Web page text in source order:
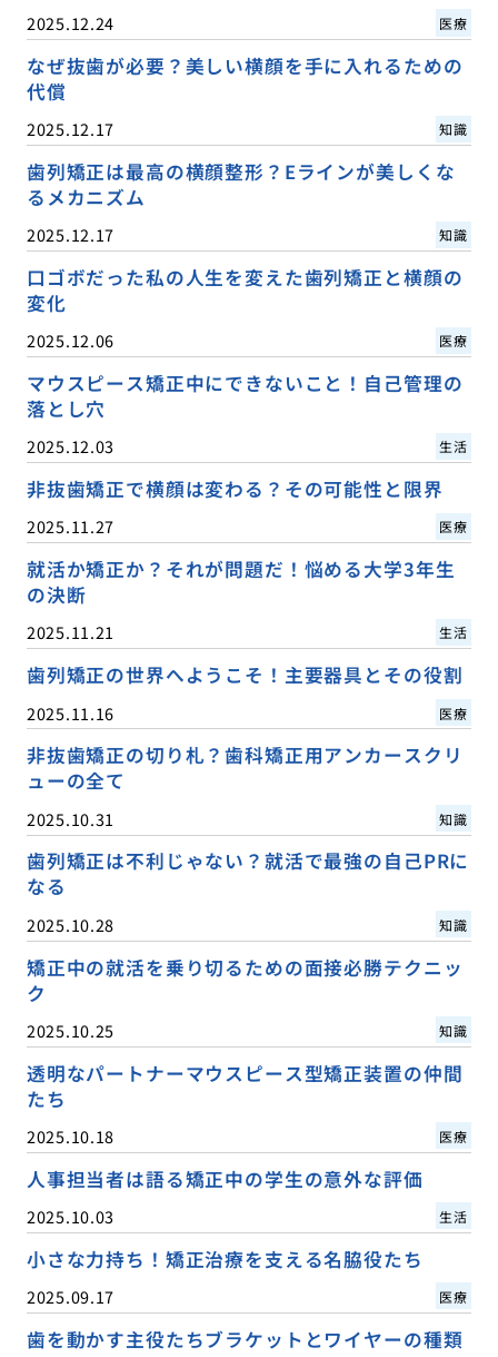
2025.12.24 医療
なぜ抜歯が必要？美しい横顔を手に入れるための
代償
2025.12.17 知識
歯列矯正は最高の横顔整形？Eラインが美しくな
るメカニズム
2025.12.17 知識
口ゴボだった私の人生を変えた歯列矯正と横顔の
変化
2025.12.06 医療
マウスピース矯正中にできないこと！自己管理の
落とし穴
2025.12.03 生活
非抜歯矯正で横顔は変わる？その可能性と限界
2025.11.27 医療
就活か矯正か？それが問題だ！悩める大学3年生
の決断
2025.11.21 生活
歯列矯正の世界へようこそ！主要器具とその役割
2025.11.16 医療
非抜歯矯正の切り札？歯科矯正用アンカースクリ
ューの全て
2025.10.31 知識
歯列矯正は不利じゃない？就活で最強の自己PRに
なる
2025.10.28 知識
矯正中の就活を乗り切るための面接必勝テクニッ
ク
2025.10.25 知識
透明なパートナーマウスピース型矯正装置の仲間
たち
2025.10.18 医療
人事担当者は語る矯正中の学生の意外な評価
2025.10.03 生活
小さな力持ち！矯正治療を支える名脇役たち
2025.09.17 医療
歯を動かす主役たちブラケットとワイヤーの種類